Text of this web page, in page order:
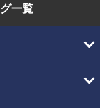
一覧